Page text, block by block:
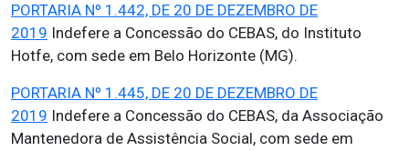
PORTARIA Nº 1.442, DE 20 DE DEZEMBRO DE
2019 Indefere a Concessão do CEBAS, do Instituto
Hotfe, com sede em Belo Horizonte (MG).
PORTARIA Nº 1.445, DE 20 DE DEZEMBRO DE
2019 Indefere a Concessão do CEBAS, da Associação
Mantenedora de Assistência Social, com sede em